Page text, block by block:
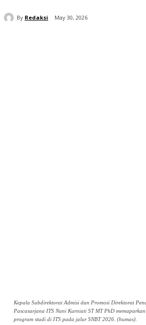
By Redaksi May 30, 2026
Kepala Subdirektorat Admisi dan Promosi Direktorat
Pascasarjana ITS Nani Kurniati ST MT PhD
program studi di ITS pada jalur SNBT 2026. (humas).